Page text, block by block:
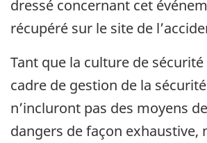
dressé concernant cet
récupéré sur le site de
Tant que la culture de
cadre de gestion de la
n’incluront pas des moyens
dangers de façon exhaustive,